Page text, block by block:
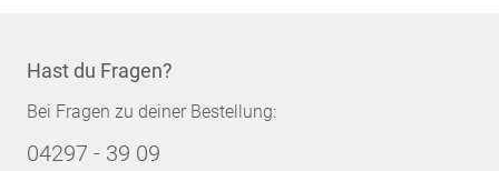
Hast du Fragen?
Bei Fragen zu deiner Bestellung:
04297 - 39 09